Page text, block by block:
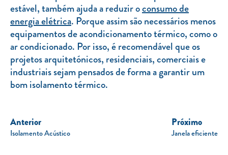
estável, também ajuda a reduzir oconsumo de
energia elétrica. Porque assim são necessários menos
equipamentos de acondicionamento térmico, como o
ar condicionado. Por isso, é recomendável que os
projetos arquitetónicos, residenciais, comerciais e
industriais sejam pensados de forma a garantir um
bom isolamento térmico.
Anterior
Isolamento Acústico
Próximo
Janela eficiente